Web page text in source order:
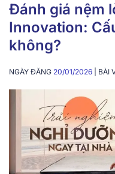
Đánh giá nệm
Innovation:
không?
NGÀY ĐĂNG 20/01/2026 | BÀI